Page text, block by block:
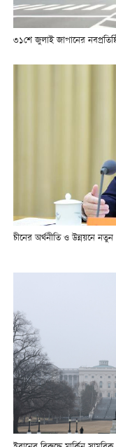
৩১শে জুলাই জাপানের
চীনের অর্থনীতি ও উন্নয়নে নতুন